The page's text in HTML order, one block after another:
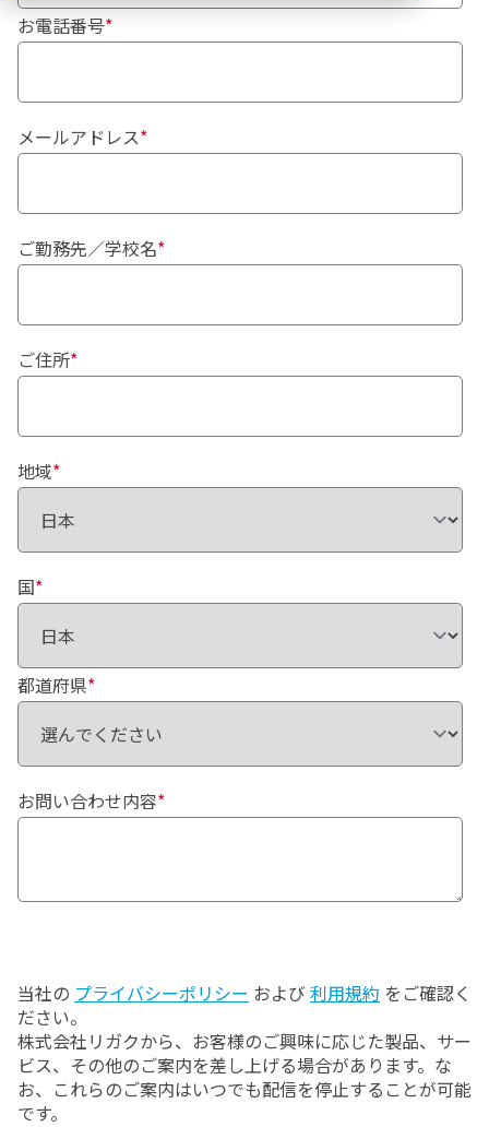
お電話番号*
メールアドレス*
ご勤務先／学校名*
ご住所*
地域*
国*
都道府県*
お問い合わせ内容*
当社の プライバシーポリシー および 利用規約 をご確認く
ださい。
株式会社リガクから、お客様のご興味に応じた製品、サー
ビス、その他のご案内を差し上げる場合があります。な
お、これらのご案内はいつでも配信を停止することが可能
です。